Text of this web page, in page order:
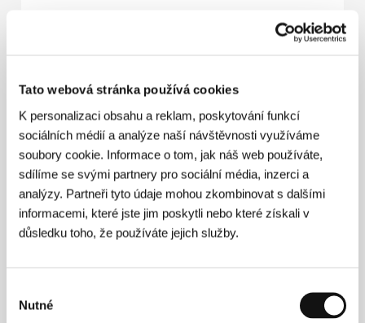
Tato webová stránka používá cookies
K personalizaci obsahu a reklam, poskytování funkcí
sociálních médií a analýze naší návštěvnosti využíváme
soubory cookie. Informace o tom, jak náš web používáte,
sdílíme se svými partnery pro sociální média, inzerci a
analýzy. Partneři tyto údaje mohou zkombinovat s dalšími
informacemi, které jste jim poskytli nebo které získali v
důsledku toho, že používáte jejich služby.
souhlasu
Nutné
Tel: +420 296 23 65 00
Fax: +420 296 236 383
E-mail:info@jakubiskofilm.com
Bontonfilm, a.s.
Na Poříčí 1047/26, 110 00, Praha 1
Česká republika
Tel: +420 257 415 111
E-mail:info@bontonfilm.cz